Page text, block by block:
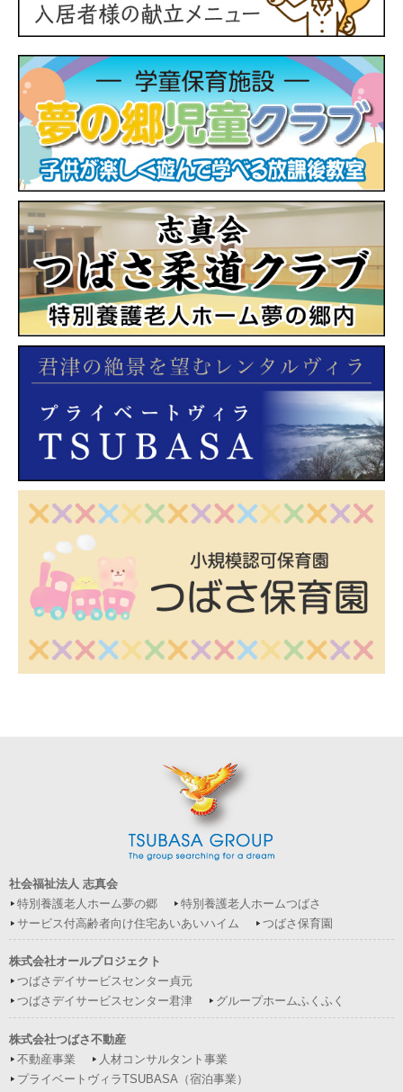
社会福祉法人 志真会
特別養護老人ホーム夢の郷
特別養護老人ホームつばさ
サービス付高齢者向け住宅あいあいハイム
つばさ保育園
株式会社オールプロジェクト
つばさデイサービスセンター貞元
つばさデイサービスセンター君津
グループホームふくふく
株式会社つばさ不動産
不動産事業
人材コンサルタント事業
プライベートヴィラTSUBASA（宿泊事業）